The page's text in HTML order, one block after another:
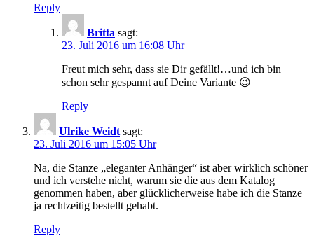
Reply
Britta sagt:
23. Juli 2016 um 16:08 Uhr
Freut mich sehr, dass sie Dir gefällt!…und ich bin
schon sehr gespannt auf Deine Variante 😉
Reply
Ulrike Weidt sagt:
23. Juli 2016 um 15:05 Uhr
Na, die Stanze „eleganter Anhänger“ ist aber wirklich schöner
und ich verstehe nicht, warum sie die aus dem Katalog
genommen haben, aber glücklicherweise habe ich die Stanze
ja rechtzeitig bestellt gehabt.
Reply